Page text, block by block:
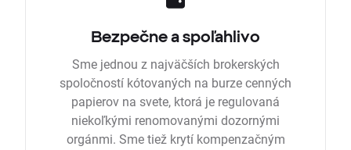
Bezpečne a spoľahlivo
Sme jednou z najväčších brokerských
spoločností kótovaných na burze cenných
papierov na svete, ktorá je regulovaná
niekoľkými renomovanými dozornými
orgánmi. Sme tiež krytí kompenzačným